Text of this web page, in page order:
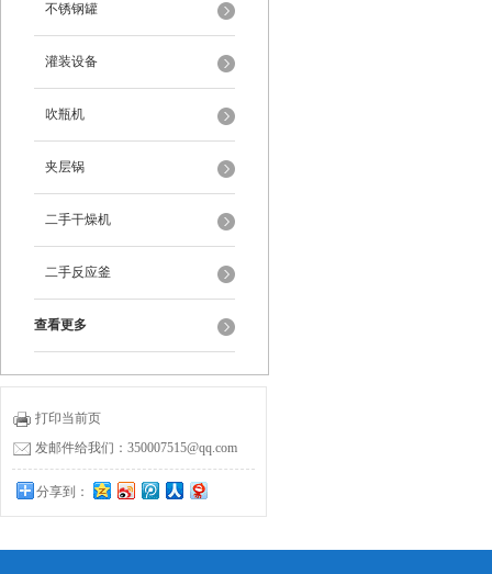
不锈钢罐
灌装设备
吹瓶机
夹层锅
二手干燥机
二手反应釜
查看更多
打印当前页
发邮件给我们：350007515@qq.com
分享到：